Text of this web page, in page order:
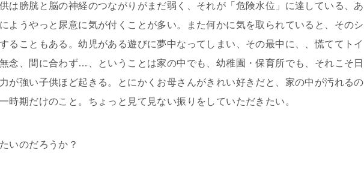
は膀胱と脳の神経のつながりがまだ弱く、それが「危険水位」に達している、あ
ようやっと尿意に気が付くことが多い。また何かに気を取られていると、そのシ
ることもある。幼児がある遊びに夢中なってしまい、その最中に、、慌ててトイ
念、間に合わず…、ということは家の中でも、幼稚園・保育所でも、それこそ日
が強い子供ほど起きる。とにかくお母さんがきれい好きだと、家の中が汚れるの
時期だけのこと。ちょっと見て見ない振りをしていただきたい。
いのだろうか？